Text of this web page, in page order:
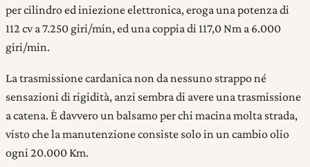
per cilindro ed iniezione elettronica, eroga una potenza di
112 cv a 7.250 giri/min, ed una coppia di 117,0 Nm a 6.000
giri/min.
La trasmissione cardanica non da nessuno strappo né
sensazioni di rigidità, anzi sembra di avere una trasmissione
a catena. È davvero un balsamo per chi macina molta strada,
visto che la manutenzione consiste solo in un cambio olio
ogni 20.000 Km.